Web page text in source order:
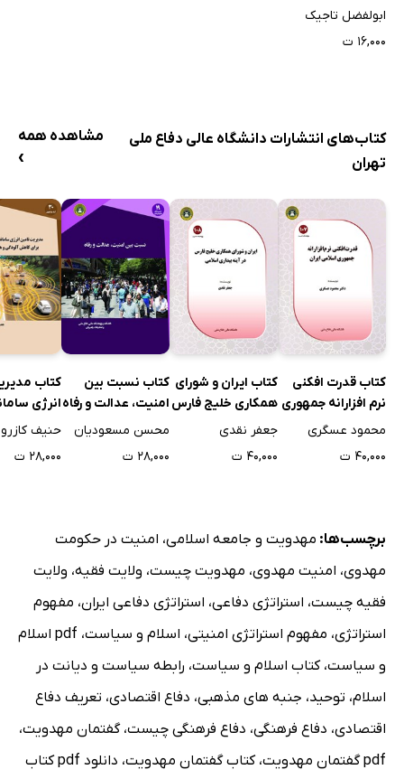
دیدگاه‌های فلسفی
ابراهیمی ‌دینانی
ابولفضل تاجیک
۱۶,۰۰۰ ت
کتاب‌های انتشارات دانشگاه عالی دفاع ملی
تهران
مشاهده همه
›
کتاب قدرت افکنی
نرم افزارانه جمهوری
اسلامی ایران
محمود عسگری
۴۰,۰۰۰ ت
کتاب ایران و شورای
همکاری خلیج فارس
در آینه بیداری
جعفر نقدی
۴۰,۰۰۰ ت
کتاب نسبت بین
امنیت، عدالت و رفاه
محسن مسعودیان
۲۸,۰۰۰ ت
کتاب
انرژی
حمل و نقل
هزینه
حنیف
۲۸,۰۰۰ ت
برچسب‌ها: مهدویت و جامعه اسلامی، امنیت در حکومت
مهدوی، امنیت مهدوی، مهدویت چیست، ولایت فقیه، ولایت
فقیه چیست، استراتژی دفاعی، استراتژی دفاعی ایران، مفهوم
استراتژی، مفهوم استراتژی امنیتی، اسلام و سیاست،
pdf اسلام
و سیاست،کتاب اسلام و سیاست، رابطه سیاست و دیانت در
اسلام، توحید، جنبه های مذهبی، دفاع اقتصادی، تعریف دفاع
اقتصادی، دفاع فرهنگی، دفاع فرهنگی چیست،گفتمان مهدویت،
pdf گفتمان مهدویت
،کتاب گفتمان مهدویت،
دانلود pdf کتاب